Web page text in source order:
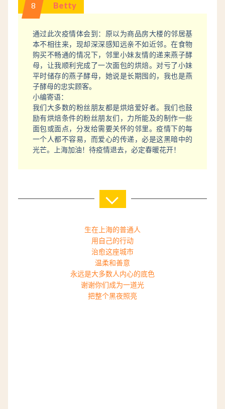
8 Betty
通过此次疫情体会到：原以为商品房大楼的邻居基
本不相往来，现却深深感知远亲不如近邻。在食物
购买不畅通的情况下，邻里小妹友情的递来燕子酵
母，让我顺利完成了一次面包的烘焙。对亏了小妹
平时储存的燕子酵母，她说是长期囤的，我也是燕
子酵母的忠实顾客。
小编寄语：
我们大多数的粉丝朋友都是烘焙爱好者。我们也鼓
励有烘焙条件的粉丝朋友们，力所能及的制作一些
面包或面点，分发给需要关怀的邻里。疫情下的每
一个人都不容易，而爱心的传递，必是这黑暗中的
光芒。上海加油！待疫情退去，必定春暖花开！
生在上海的普通人
用自己的行动
治愈这座城市
温柔和善意
永远是大多数人内心的底色
谢谢你们成为一道光
把整个黑夜照亮